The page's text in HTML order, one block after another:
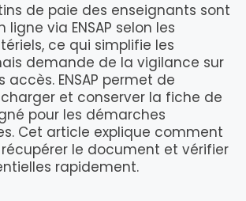
de paie des enseignants sont
via ENSAP selon les
ce qui simplifie les
demande de la vigilance sur
ENSAP permet de
et conserver la fiche de
pour les démarches
Cet article explique comment
le document et vérifier
rapidement.